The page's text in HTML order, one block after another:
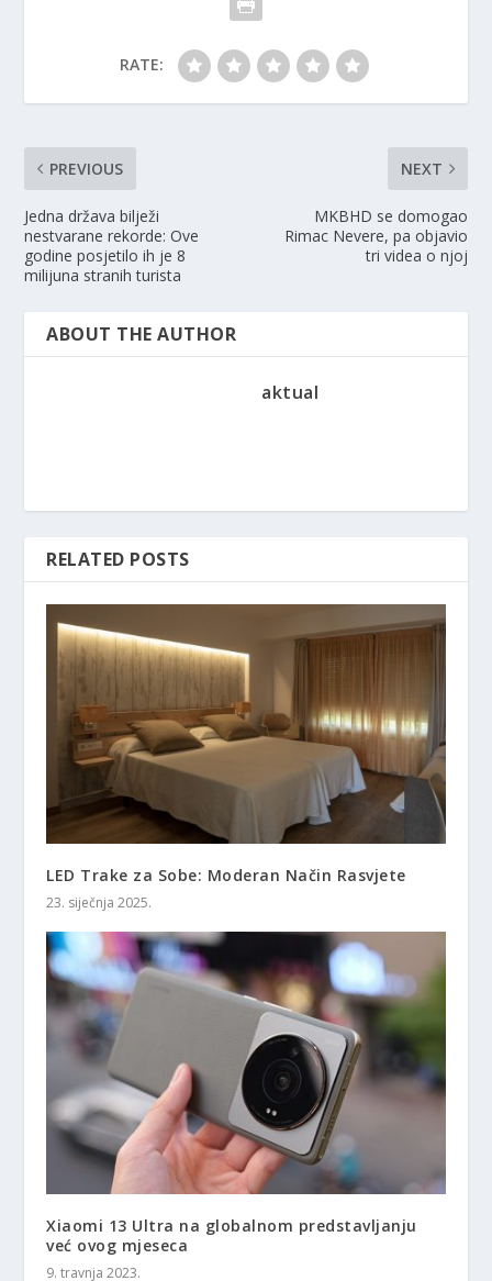
RATE:
PREVIOUS
Jedna država bilježi
nestvarane rekorde: Ove
godine posjetilo ih je 8
milijuna stranih turista
NEXT
MKBHD se domogao
Rimac Nevere, pa objavio
tri videa o njoj
ABOUT THE AUTHOR
aktual
RELATED POSTS
LED Trake za Sobe: Moderan Način Rasvjete
23. siječnja 2025.
Xiaomi 13 Ultra na globalnom predstavljanju
već ovog mjeseca
9. travnja 2023.